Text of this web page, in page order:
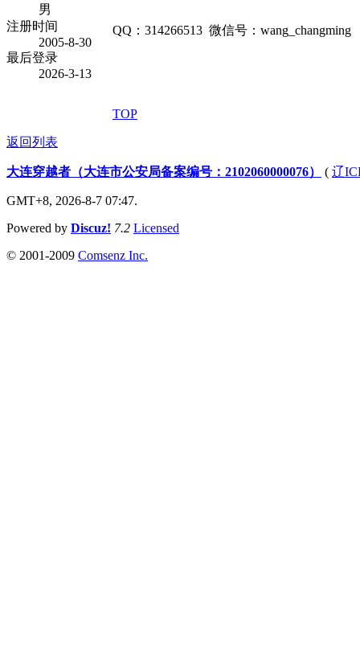
男
注册时间
2005-8-30
最后登录
2026-3-13
QQ：314266513 微信号：wang_changming
TOP
返回列表
大连穿越者（大连市公安局备案编号：2102060000076） ( 辽
GMT+8, 2026-8-7 07:47.
Powered by Discuz! 7.2 Licensed
© 2001-2009 Comsenz Inc.